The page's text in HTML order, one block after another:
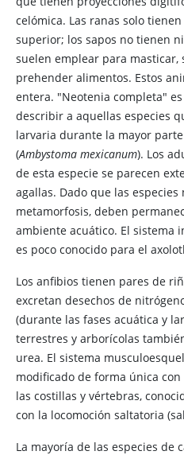
celómica. Las ranas solo
superior; los sapos no tienen
suelen emplear para masticar,
prehender alimentos. Estos
entera. "Neotenia completa"
describir a aquellas especies
larvaria durante la mayor
(Ambystoma mexicanum). Los
de esta especie se parecen
agallas. Dado que las
metamorfosis, deben
ambiente acuático. El sistema
es poco conocido para el
Los anfibios tienen pares de
excretan desechos de
(durante las fases acuática y
terrestres y arborícolas
urea. El sistema
modificado de forma única
las costillas y vértebras,
con la locomoción saltatoria
La mayoría de las especies de